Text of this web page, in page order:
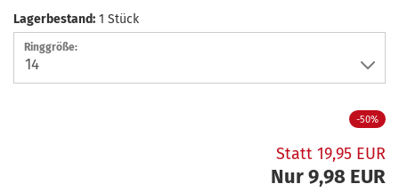
Lagerbestand: 1 Stück
Ringgröße:
-50%
Statt 19,95 EUR
Nur 9,98 EUR